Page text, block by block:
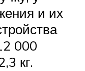
и их
000
кг.